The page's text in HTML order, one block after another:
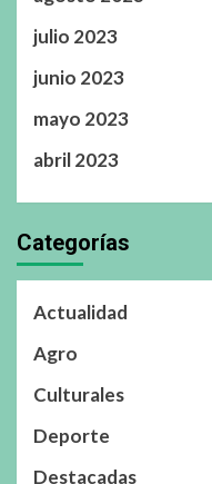
julio 2023
junio 2023
mayo 2023
abril 2023
Categorías
Actualidad
Agro
Culturales
Deporte
Destacadas